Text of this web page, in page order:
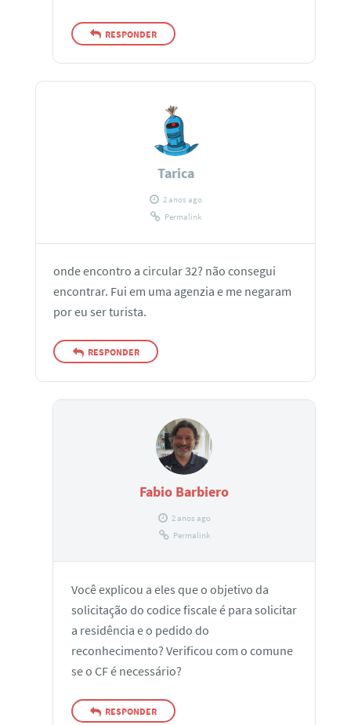
RESPONDER
Tarica
2 anos ago
Permalink
onde encontro a circular 32? não consegui
encontrar. Fui em uma agenzia e me negaram
por eu ser turista.
RESPONDER
Fabio Barbiero
2 anos ago
Permalink
Você explicou a eles que o objetivo da
solicitação do codice fiscale é para solicitar
a residência e o pedido do
reconhecimento? Verificou com o comune
se o CF é necessário?
RESPONDER